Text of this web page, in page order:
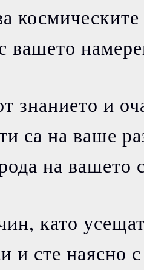
вашето
знанието и
са на ваше
на вашето
като
и сте наясно